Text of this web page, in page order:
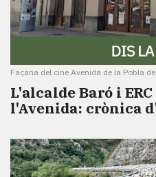
Façana del cine Avenida de la Pobla
L'alcalde Baró i
l'Avenida: crònica